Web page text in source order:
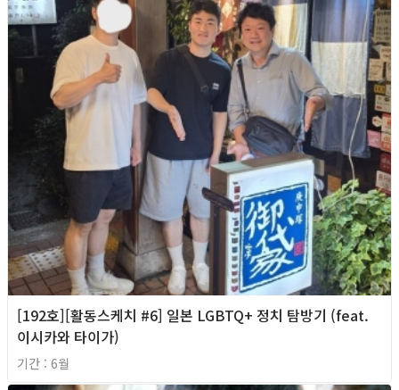
[192호][활동스케치 #6] 일본 LGBTQ+ 정치 탐방기 (feat.
이시카와 타이가)
기간 : 6월